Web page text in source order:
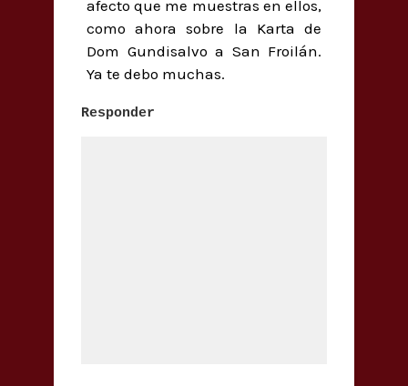
afecto que me muestras en ellos,
como ahora sobre la Karta de
Dom Gundisalvo a San Froilán.
Ya te debo muchas.
Responder